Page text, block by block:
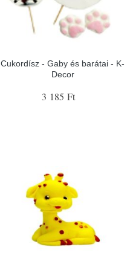
Cukordísz - Gaby és barátai - K-
Decor
3 185 Ft